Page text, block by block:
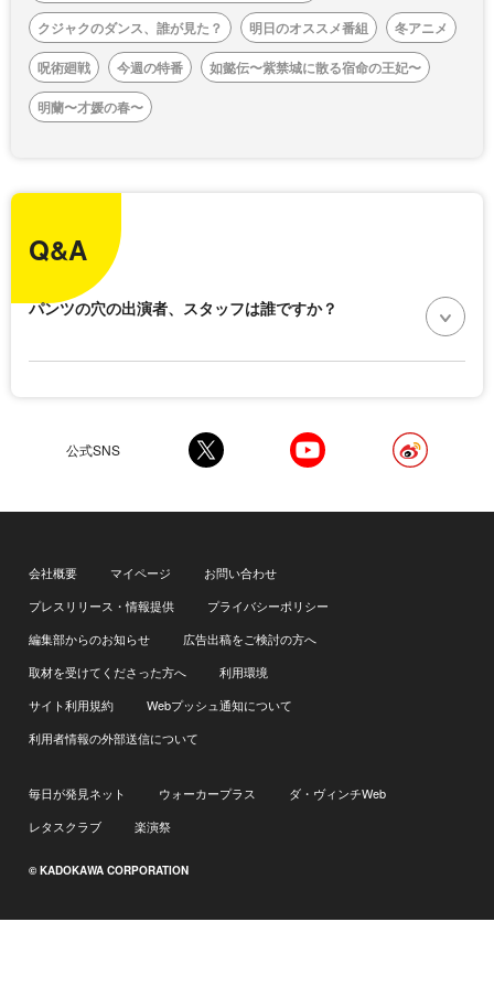
クジャクのダンス、誰が見た？
明日のオススメ番組
冬アニメ
呪術廻戦
今週の特番
如懿伝〜紫禁城に散る宿命の王妃〜
明蘭〜才媛の春〜
Q&A
パンツの穴の出演者、スタッフは誰ですか？
公式SNS
会社概要 マイページ
お問い合わせ
プレスリリース・情報提供
プライバシーポリシー
編集部からのお知らせ
広告出稿をご検討の方へ
取材を受けてくださった方へ
利用環境
サイト利用規約
Webプッシュ通知について
利用者情報の外部送信について
毎日が発見ネット ウォーカープラス
ダ・ヴィンチWeb
レタスクラブ
楽演祭
© KADOKAWA CORPORATION